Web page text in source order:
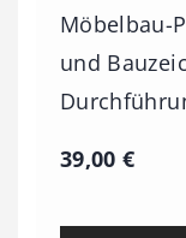
Möbelbau-
und
39,00€